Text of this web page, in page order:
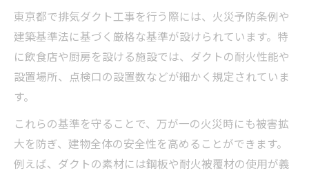
東京都で排気ダクト工事を行う際には、火災予防条例や
建築基準法に基づく厳格な基準が設けられています。特
に飲食店や厨房を設ける施設では、ダクトの耐火性能や
設置場所、点検口の設置数などが細かく規定されていま
す。
これらの基準を守ることで、万が一の火災時にも被害拡
大を防ぎ、建物全体の安全性を高めることができます。
例えば、ダクトの素材には鋼板や耐火被覆材の使用が義